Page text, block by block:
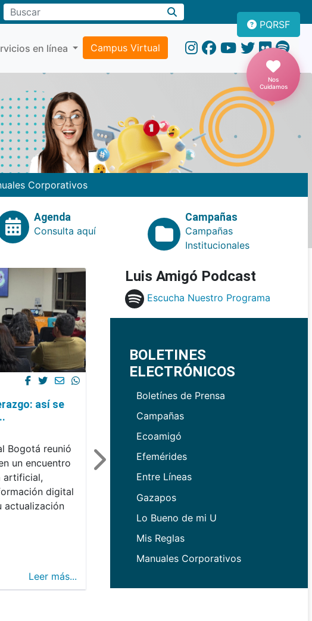
en línea Campus Virtual
PQRSF
Nos
Cuidamos
Corporativos
Agenda
Consulta aquí
Campañas
Campañas
Institucionales
así se
Bogotá reunió
un encuentro
artificial,
digital
actualización
Leer más...
Luis Amigó Podcast
Escucha Nuestro Programa
BOLETINES
ELECTRÓNICOS
Boletínes de Prensa
Campañas
Ecoamigó
Efemérides
Entre Líneas
Gazapos
Lo Bueno de mi U
Mis Reglas
Manuales Corporativos